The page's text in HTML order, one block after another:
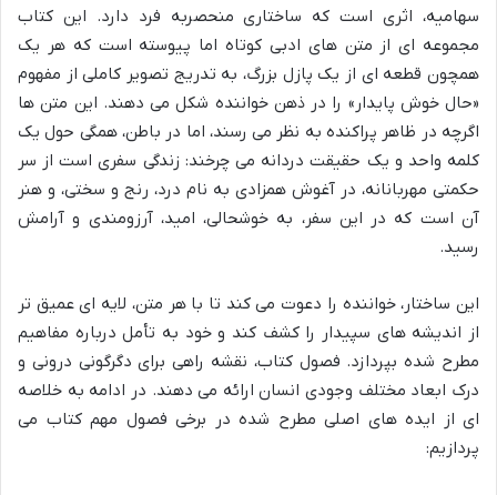
سهامیه، اثری است که ساختاری منحصربه فرد دارد. این کتاب
مجموعه ای از متن های ادبی کوتاه اما پیوسته است که هر یک
همچون قطعه ای از یک پازل بزرگ، به تدریج تصویر کاملی از مفهوم
«حال خوش پایدار» را در ذهن خواننده شکل می دهند. این متن ها
اگرچه در ظاهر پراکنده به نظر می رسند، اما در باطن، همگی حول یک
کلمه واحد و یک حقیقت دردانه می چرخند: زندگی سفری است از سر
حکمتی مهربانانه، در آغوش همزادی به نام درد، رنج و سختی، و هنر
آن است که در این سفر، به خوشحالی، امید، آرزومندی و آرامش
رسید.
این ساختار، خواننده را دعوت می کند تا با هر متن، لایه ای عمیق تر
از اندیشه های سپیدار را کشف کند و خود به تأمل درباره مفاهیم
مطرح شده بپردازد. فصول کتاب، نقشه راهی برای دگرگونی درونی و
درک ابعاد مختلف وجودی انسان ارائه می دهند. در ادامه به خلاصه
ای از ایده های اصلی مطرح شده در برخی فصول مهم کتاب می
پردازیم: